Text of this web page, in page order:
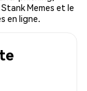
Memes et le
en ligne.